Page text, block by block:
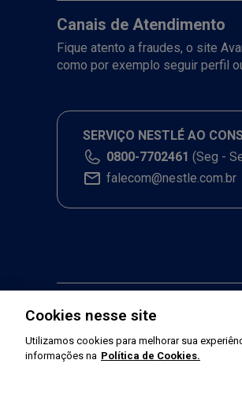
Canais de Atendimento
Fique atento a fraudes, o site
como por exemplo seguir perfil
SERVIÇO NESTLÉ AO
0800-7702461 (Seg -
falecom@nestle.com.br
Cookies nesse site
Utilizamos cookies para melhorar sua
informações na Política de Cookies.